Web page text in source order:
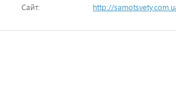
Сайт:
http://